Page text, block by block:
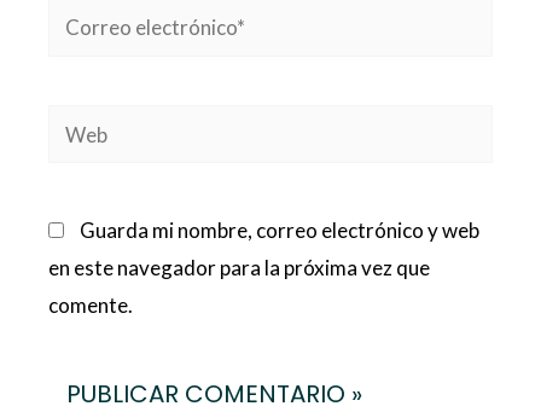
Correo
Web
Guarda mi nombre, correo electrónico y web
en este navegador para la próxima vez que
comente.